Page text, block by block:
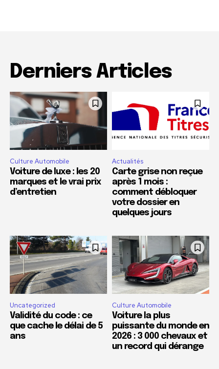
Derniers Articles
Culture Automobile
Voiture de luxe : les 20
marques et le vrai prix
d’entretien
Actualités
Carte grise non reçue
après 1 mois :
comment débloquer
votre dossier en
quelques jours
Uncategorized
Validité du code : ce
que cache le délai de 5
ans
Culture Automobile
Voiture la plus
puissante du monde en
2026 : 3 000 chevaux et
un record qui dérange